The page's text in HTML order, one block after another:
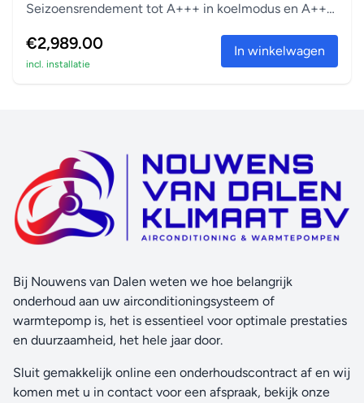
Seizoensrendement tot A+++ in koelmodus en A++
€2,989.00
incl. installatie
In winkelwagen
Bij Nouwens van Dalen weten we hoe belangrijk
onderhoud aan uw airconditioningsysteem of
warmtepomp is, het is essentieel voor optimale prestaties
en duurzaamheid, het hele jaar door.
Sluit gemakkelijk online een onderhoudscontract af en wij
komen met u in contact voor een afspraak, bekijk onze